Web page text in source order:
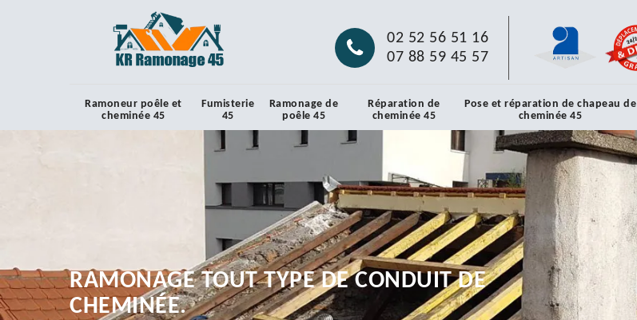
02 52 56 51 16
07 88 59 45 57
Ramoneur poêle et
cheminée 45
Fumisterie
45
Ramonage de
poêle 45
Réparation de
cheminée 45
Pose et réparation de chapeau de
cheminée 45
RAMONAGE TOUT TYPE DE CONDUIT DE
CHEMINÉE.